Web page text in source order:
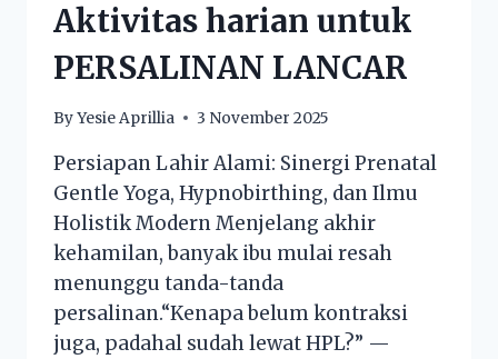
Aktivitas harian untuk
PERSALINAN LANCAR
ByYesie Aprillia 3 November 2025
Persiapan Lahir Alami: Sinergi Prenatal
Gentle Yoga, Hypnobirthing, dan Ilmu
Holistik Modern Menjelang akhir
kehamilan, banyak ibu mulai resah
menunggu tanda-tanda
persalinan.“Kenapa belum kontraksi
juga, padahal sudah lewat HPL?” —